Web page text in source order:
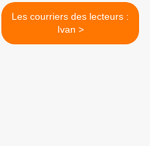
Les courriers des lecteurs :
Ivan >